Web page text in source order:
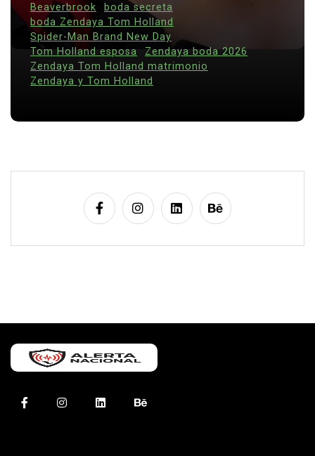
Beaverbrook
boda secreta
boda Zendaya Tom Holland
Spider-Man Brand New Day
Tom Holland esposa
Zendaya boda 2026
Zendaya Tom Holland matrimonio
Zendaya y Tom Holland